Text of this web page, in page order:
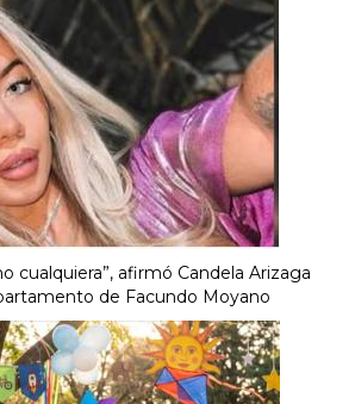
cualquiera”, afirmó Candela Arizaga
de Facundo Moyano